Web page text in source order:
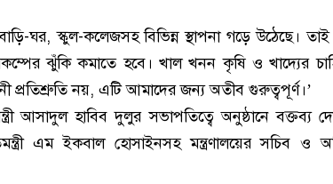
ঘর, স্কুল-কলেজসহ বিভিন্ন স্থাপনা গড়ে উঠেছে।
ঝুঁকি কমাতে হবে। খাল খনন কৃষি ও খাদ্যের
প্রতিশ্রুতি নয়, এটি আমাদের জন্য অতীব গুরুত্বপূর্ণ।’
আসাদুল হাবিব দুলুর সভাপতিত্বে অনুষ্ঠানে বক্তব্য
এম ইকবাল হোসাইনসহ মন্ত্রণালয়ের সচিব ও